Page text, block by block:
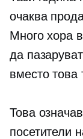
очаква
Много хора
да пазаруват
вместо това
Това
посетители